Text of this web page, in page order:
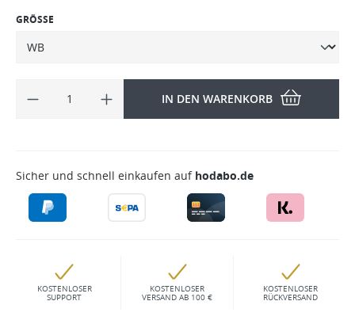
GRÖSSE
IN DEN WARENKORB
Sicher und schnell einkaufen auf hodabo.de
KOSTENLOSER
SUPPORT
KOSTENLOSER
VERSAND AB 100 €
KOSTENLOSER
RÜCKVERSAND